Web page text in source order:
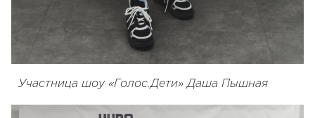
Участница шоу «Голос.Дети» Даша Пышная